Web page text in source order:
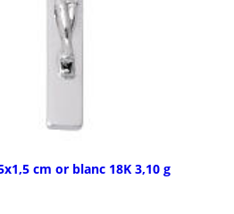
cm or blanc 18K 3,10 g